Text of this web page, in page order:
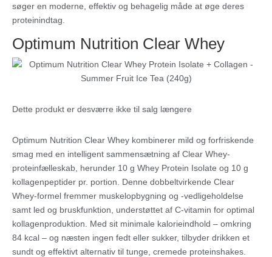
søger en moderne, effektiv og behagelig måde at øge deres
proteinindtag.
Optimum Nutrition Clear Whey
Dette produkt er desværre ikke til salg længere
Optimum Nutrition Clear Whey kombinerer mild og forfriskende
smag med en intelligent sammensætning af Clear Whey-
proteinfælleskab, herunder 10 g Whey Protein Isolate og 10 g
kollagenpeptider pr. portion. Denne dobbeltvirkende Clear
Whey-formel fremmer muskelopbygning og -vedligeholdelse
samt led­ og bruskfunktion, understøttet af C-vitamin for optimal
kollagenproduktion. Med sit minimale kalorieindhold – omkring
84 kcal – og næsten ingen fedt eller sukker, tilbyder drikken et
sundt og effektivt alternativ til tunge, cremede proteinshakes.